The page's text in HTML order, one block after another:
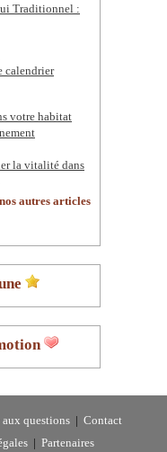
Traditionnel :
calendrier
votre habitat
la vitalité dans
autres articles
aux questions
Contact
Partenaires